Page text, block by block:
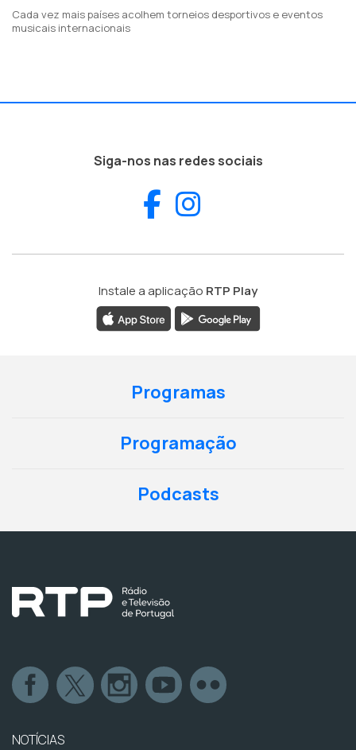
Cada vez mais países acolhem torneios desportivos e eventos
musicais internacionais
Siga-nos nas redes sociais
Facebook
Instale a aplicação RTP Play
Programas
Programação
Podcasts
NOTÍCIAS